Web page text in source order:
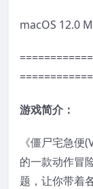
macOS 12.0
游戏简介：
《僵尸宅急
的一款动作冒
题，让你带着